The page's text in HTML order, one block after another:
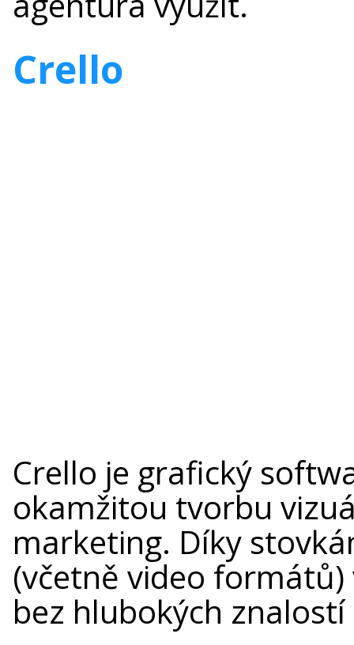
Crello
Crello je grafický
okamžitou tvorbu
marketing. Díky
(včetně video
bez hlubokých